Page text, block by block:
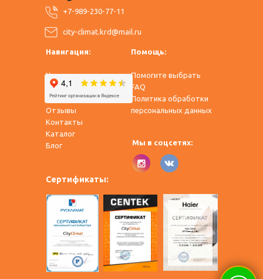
Навигация:
Услуги
Оплата и доставка
О нас
Отзывы
Контакты
Каталог
​Блог
city-climat.krd@mail.ru
+7-989-230-77-11
Помощь:
Помогите выбрать
FAQ
Политика обработки
персональных данных
Мы в соцсетях:
Сертификаты: